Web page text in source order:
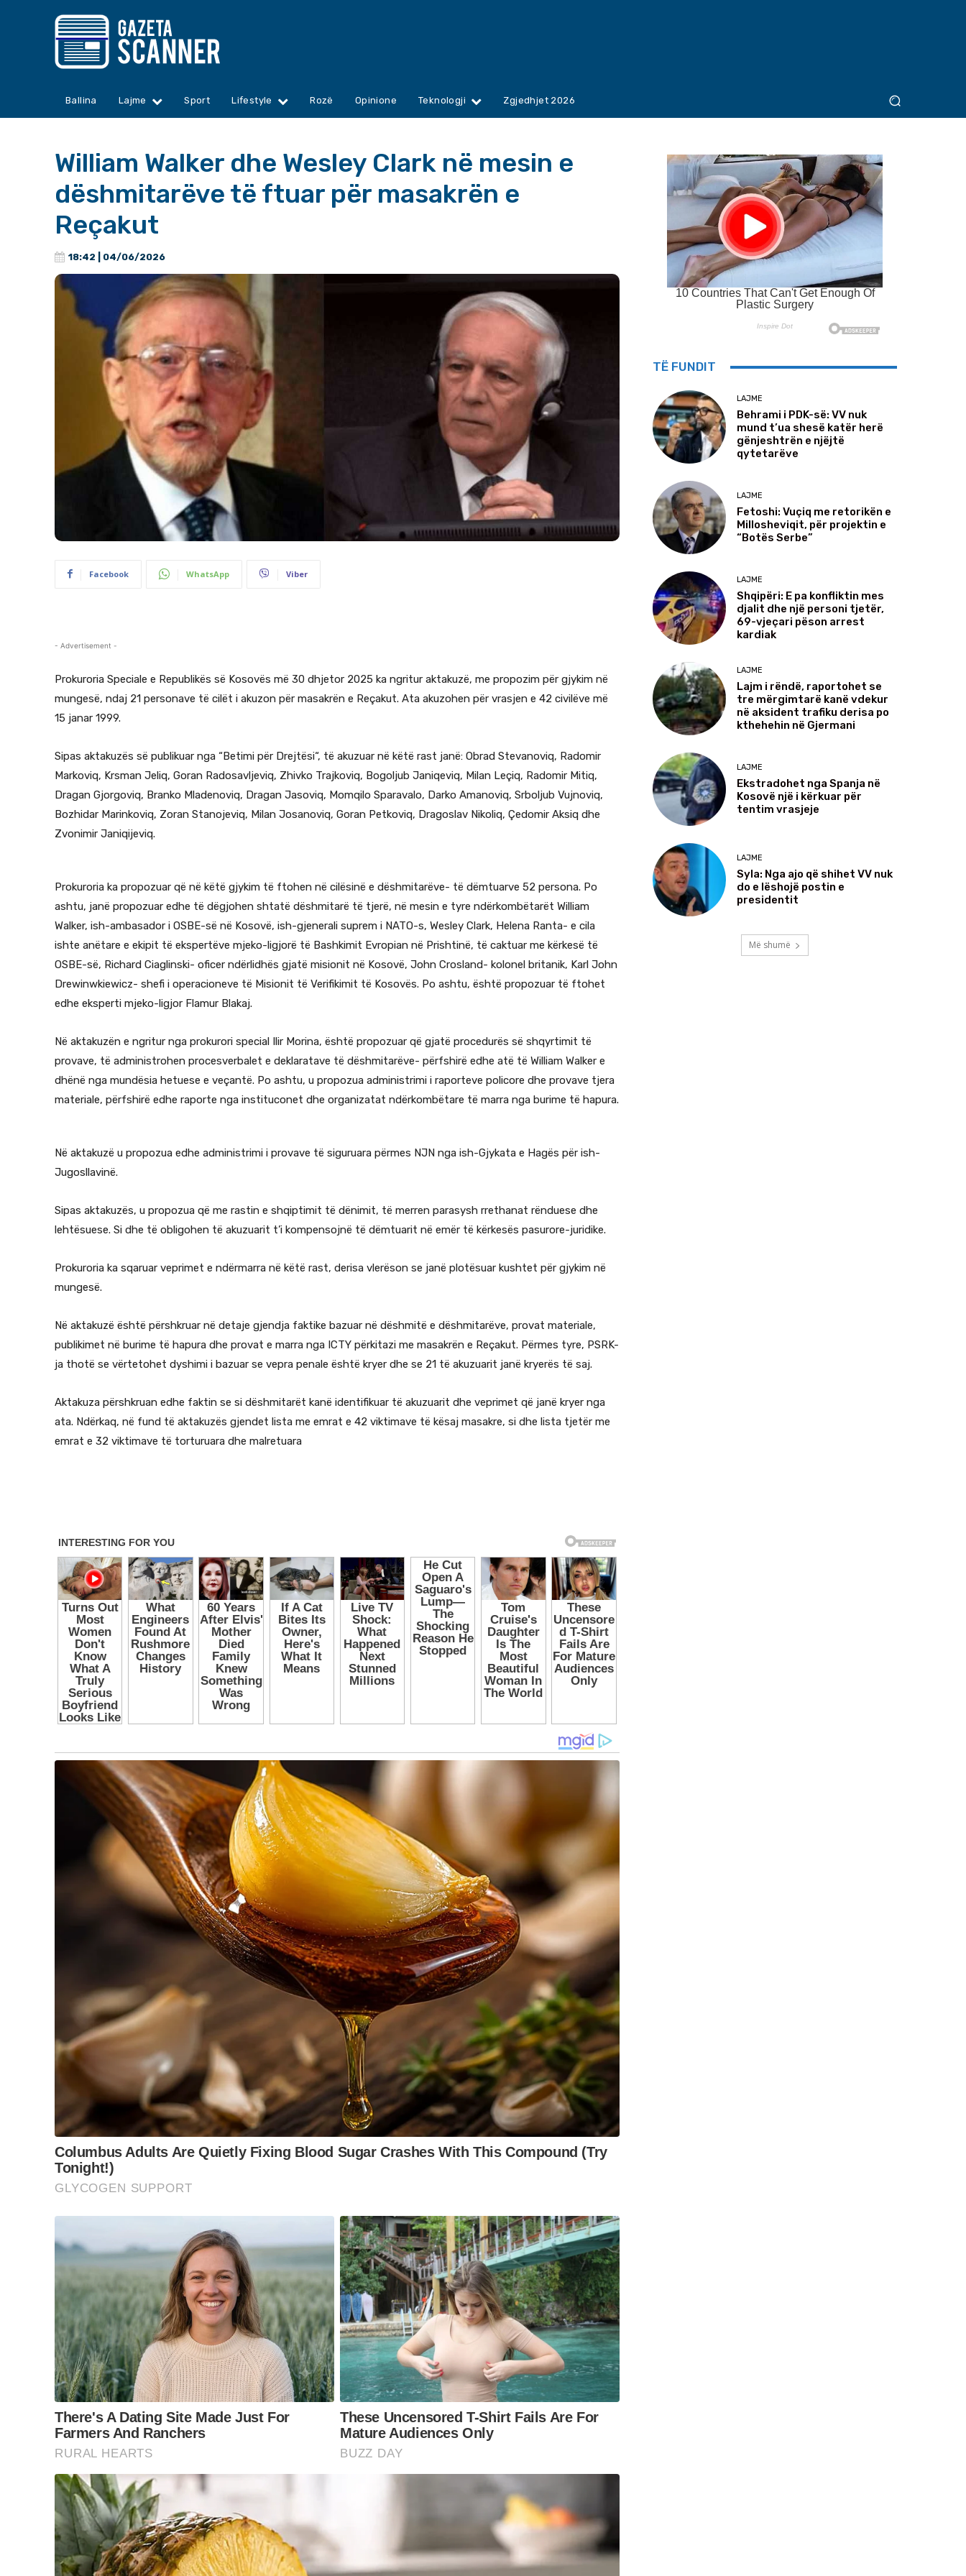
Ballina Lajme Sport Lifestyle Rozë Opinione Teknologji Zgjedhjet 2026
William Walker dhe Wesley Clark në mesin e
dëshmitarëve të ftuar për masakrën e
Reçakut
18:42 | 04/06/2026
Facebook WhatsApp Viber
- Advertisement -
Prokuroria Speciale e Republikës së Kosovës më 30 dhjetor 2025 ka ngritur aktakuzë, me propozim për gjykim në
mungesë, ndaj 21 personave të cilët i akuzon për masakrën e Reçakut. Ata akuzohen për vrasjen e 42 civilëve më
15 janar 1999.
Sipas aktakuzës së publikuar nga “Betimi për Drejtësi“, të akuzuar në këtë rast janë: Obrad Stevanoviq, Radomir
Markoviq, Krsman Jeliq, Goran Radosavljeviq, Zhivko Trajkoviq, Bogoljub Janiqeviq, Milan Leçiq, Radomir Mitiq,
Dragan Gjorgoviq, Branko Mladenoviq, Dragan Jasoviq, Momqilo Sparavalo, Darko Amanoviq, Srboljub Vujnoviq,
Bozhidar Marinkoviq, Zoran Stanojeviq, Milan Josanoviq, Goran Petkoviq, Dragoslav Nikoliq, Çedomir Aksiq dhe
Zvonimir Janiqijeviq.
Prokuroria ka propozuar që në këtë gjykim të ftohen në cilësinë e dëshmitarëve- të dëmtuarve 52 persona. Po
ashtu, janë propozuar edhe të dëgjohen shtatë dëshmitarë të tjerë, në mesin e tyre ndërkombëtarët William
Walker, ish-ambasador i OSBE-së në Kosovë, ish-gjenerali suprem i NATO-s, Wesley Clark, Helena Ranta- e cila
ishte anëtare e ekipit të ekspertëve mjeko-ligjorë të Bashkimit Evropian në Prishtinë, të caktuar me kërkesë të
OSBE-së, Richard Ciaglinski- oficer ndërlidhës gjatë misionit në Kosovë, John Crosland- kolonel britanik, Karl John
Drewinwkiewicz- shefi i operacioneve të Misionit të Verifikimit të Kosovës. Po ashtu, është propozuar të ftohet
edhe eksperti mjeko-ligjor Flamur Blakaj.
Në aktakuzën e ngritur nga prokurori special Ilir Morina, është propozuar që gjatë procedurës së shqyrtimit të
provave, të administrohen procesverbalet e deklaratave të dëshmitarëve- përfshirë edhe atë të William Walker e
dhënë nga mundësia hetuese e veçantë. Po ashtu, u propozua administrimi i raporteve policore dhe provave tjera
materiale, përfshirë edhe raporte nga instituconet dhe organizatat ndërkombëtare të marra nga burime të hapura.
Në aktakuzë u propozua edhe administrimi i provave të siguruara përmes NJN nga ish-Gjykata e Hagës për ish-
Jugosllavinë.
Sipas aktakuzës, u propozua që me rastin e shqiptimit të dënimit, të merren parasysh rrethanat rënduese dhe
lehtësuese. Si dhe të obligohen të akuzuarit t’i kompensojnë të dëmtuarit në emër të kërkesës pasurore-juridike.
Prokuroria ka sqaruar veprimet e ndërmarra në këtë rast, derisa vlerëson se janë plotësuar kushtet për gjykim në
mungesë.
Në aktakuzë është përshkruar në detaje gjendja faktike bazuar në dëshmitë e dëshmitarëve, provat materiale,
publikimet në burime të hapura dhe provat e marra nga ICTY përkitazi me masakrën e Reçakut. Përmes tyre, PSRK-
ja thotë se vërtetohet dyshimi i bazuar se vepra penale është kryer dhe se 21 të akuzuarit janë kryerës të saj.
Aktakuza përshkruan edhe faktin se si dëshmitarët kanë identifikuar të akuzuarit dhe veprimet që janë kryer nga
ata. Ndërkaq, në fund të aktakuzës gjendet lista me emrat e 42 viktimave të kësaj masakre, si dhe lista tjetër me
emrat e 32 viktimave të torturuara dhe malretuara
TË FUNDIT
LAJME
Behrami i PDK-së: VV nuk
mund t’ua shesë katër herë
gënjeshtrën e njëjtë
qytetarëve
LAJME
Fetoshi: Vuçiq me retorikën e
Millosheviqit, për projektin e
“Botës Serbe”
LAJME
Shqipëri: E pa konfliktin mes
djalit dhe një personi tjetër,
69-vjeçari pëson arrest
kardiak
LAJME
Lajm i rëndë, raportohet se
tre mërgimtarë kanë vdekur
në aksident trafiku derisa po
kthehehin në Gjermani
LAJME
Ekstradohet nga Spanja në
Kosovë një i kërkuar për
tentim vrasjeje
LAJME
Syla: Nga ajo që shihet VV nuk
do e lëshojë postin e
presidentit
Më shumë